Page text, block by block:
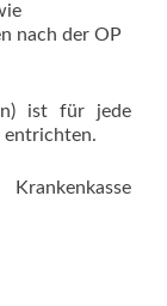
nach der OP
ist für jede
entrichten.